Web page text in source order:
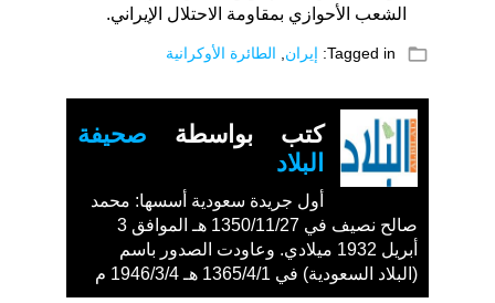
الشعب الأحوازي بمقاومة الاحتلال الإيراني.
folder_open
Tagged in: إيران الطائرة الأوكرانية
كتب بواسطة صحيفة
البلاد
أول جريدة سعودية أسسها: محمد
صالح نصيف في 1350/11/27 هـ الموافق 3
أبريل 1932 ميلادي. وعاودت الصدور باسم
(البلاد السعودية) في 1365/4/1 هـ 1946/3/4 م